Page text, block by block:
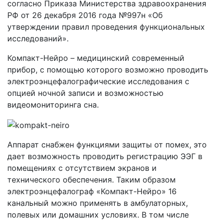
согласно Приказа Министерства здравоохранения
РФ от 26 декабря 2016 года №997н «Об
утверждении правил проведения функциональных
исследований».
Компакт-Нейро – медицинский современный
прибор, с помощью которого возможно проводить
электроэнцефалографические исследования с
опцией ночной записи и возможностью
видеомониторинга сна.
Аппарат снабжен функциями защиты от помех, это
дает возможность проводить регистрацию ЭЭГ в
помещениях с отсутствием экранов и
технического обеспечения. Таким образом
электроэнцефалограф «Компакт-Нейро» 16
канальный можно применять в амбулаторных,
полевых или домашних условиях. В том числе